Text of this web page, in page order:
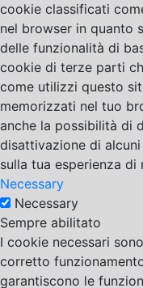
cookie classificati
nel browser in quanto
delle funzionalità di
cookie di terze parti
come utilizzi questo
memorizzati nel tuo
anche la possibilità di
disattivazione di
sulla tua esperienza di
Necessary
Necessary
Sempre abilitato
I cookie necessari
corretto
garantiscono le